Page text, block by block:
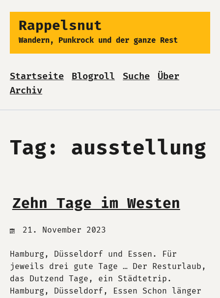
Rappelsnut
Wandern, Punkrock und der ganze Rest
Startseite Blogroll Suche
Über
Archiv
Tag: ausstellung
Zehn Tage im Westen
21. November 2023
Hamburg, Düsseldorf und Essen. Für
jeweils drei gute Tage … Der Resturlaub,
das Dutzend Tage, ein Städtetrip.
Hamburg, Düsseldorf, Essen Schon länger